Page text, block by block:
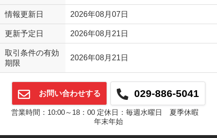
情報更新日 2026年08月07日
更新予定日 2026年08月21日
取引条件の有効
期限
2026年08月21日
お問い合わせする 029-886-5041
営業時間：10:00～18：00 定休日：毎週水曜日 夏季休暇
年末年始